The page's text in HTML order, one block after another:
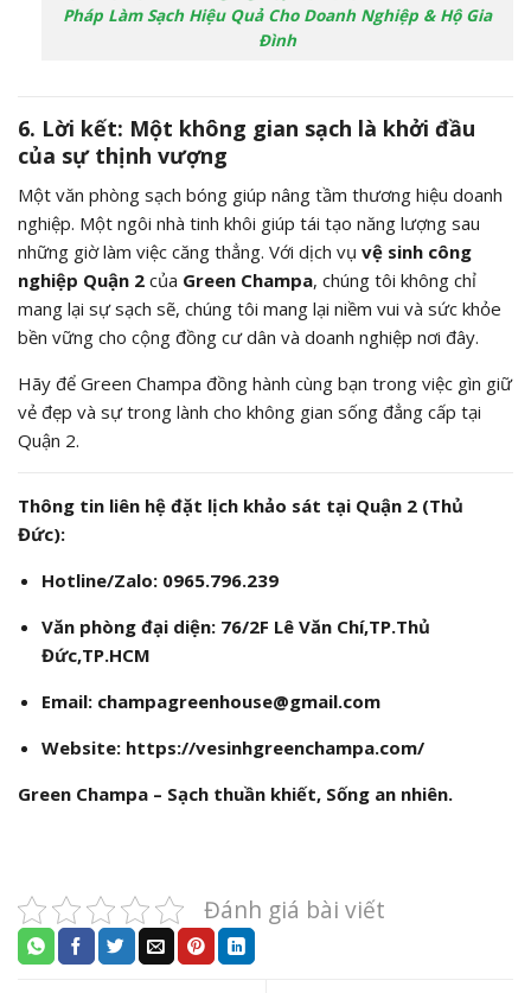
Pháp Làm Sạch Hiệu Quả Cho Doanh Nghiệp & Hộ Gia
Đình
6. Lời kết: Một không gian sạch là khởi đầu
của sự thịnh vượng
Một văn phòng sạch bóng giúp nâng tầm thương hiệu doanh
nghiệp. Một ngôi nhà tinh khôi giúp tái tạo năng lượng sau
những giờ làm việc căng thẳng. Với dịch vụ vệ sinh công
nghiệp Quận 2 của Green Champa, chúng tôi không chỉ
mang lại sự sạch sẽ, chúng tôi mang lại niềm vui và sức khỏe
bền vững cho cộng đồng cư dân và doanh nghiệp nơi đây.
Hãy để Green Champa đồng hành cùng bạn trong việc gìn giữ
vẻ đẹp và sự trong lành cho không gian sống đẳng cấp tại
Quận 2.
Thông tin liên hệ đặt lịch khảo sát tại Quận 2 (Thủ
Đức):
Hotline/Zalo: 0965.796.239
Văn phòng đại diện: 76/2F Lê Văn Chí,TP.Thủ
Đức,TP.HCM
Email:champagreenhouse@gmail.com
Website: https://vesinhgreenchampa.com/
Green Champa – Sạch thuần khiết, Sống an nhiên.
Đánh giá bài viết